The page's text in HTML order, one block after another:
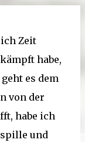
Zeit
habe,
es dem
von der
habe ich
und